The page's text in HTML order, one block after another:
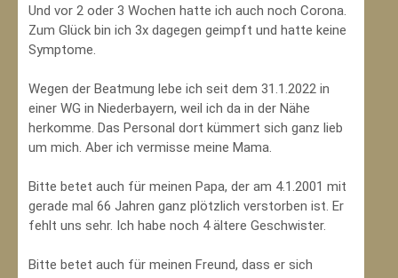
Und vor 2 oder 3 Wochen hatte ich auch noch Corona.
Zum Glück bin ich 3x dagegen geimpft und hatte keine
Symptome.
Wegen der Beatmung lebe ich seit dem 31.1.2022 in
einer WG in Niederbayern, weil ich da in der Nähe
herkomme. Das Personal dort kümmert sich ganz lieb
um mich. Aber ich vermisse meine Mama.
Bitte betet auch für meinen Papa, der am 4.1.2001 mit
gerade mal 66 Jahren ganz plötzlich verstorben ist. Er
fehlt uns sehr. Ich habe noch 4 ältere Geschwister.
Bitte betet auch für meinen Freund, dass er sich